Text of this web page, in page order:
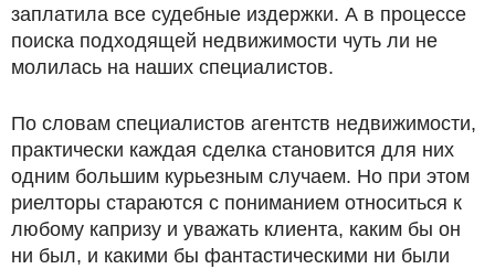
заплатила все судебные издержки. А в процессе
поиска подходящей недвижимости чуть ли не
молилась на наших специалистов.
По словам специалистов агентств недвижимости,
практически каждая сделка становится для них
одним большим курьезным случаем. Но при этом
риелторы стараются с пониманием относиться к
любому капризу и уважать клиента, каким бы он
ни был, и какими бы фантастическими ни были